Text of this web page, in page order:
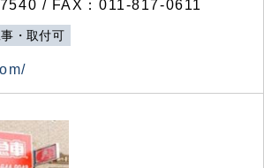
/ FAX：011-817-0611
・取付可